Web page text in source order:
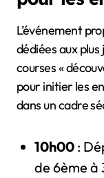
L’événement
dédiées aux
courses «
pour initier les
dans un cadre
10h00:
de 6ème à